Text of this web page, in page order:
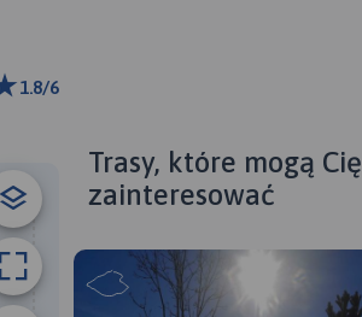
1.8/6
Trasy, które mogą Cię
zainteresować